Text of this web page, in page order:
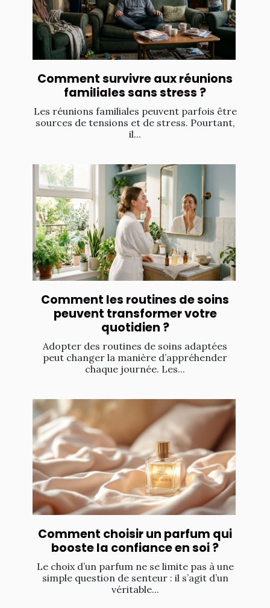
Comment survivre aux réunions
familiales sans stress ?
Les réunions familiales peuvent parfois être
sources de tensions et de stress. Pourtant,
il...
Comment les routines de soins
peuvent transformer votre
quotidien ?
Adopter des routines de soins adaptées
peut changer la manière d’appréhender
chaque journée. Les...
Comment choisir un parfum qui
booste la confiance en soi ?
Le choix d’un parfum ne se limite pas à une
simple question de senteur : il s’agit d’un
véritable...